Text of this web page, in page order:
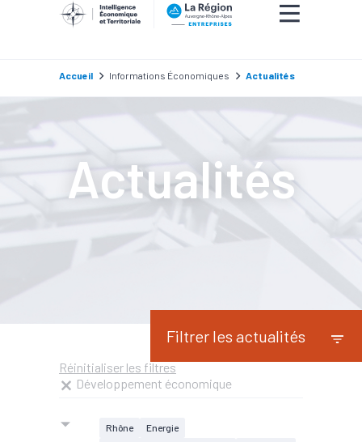
Accueil Informations Économiques Actualités
Actualités
Filtrer les actualités
Réinitialiser les filtres
Développement économique
Rhône
Energie